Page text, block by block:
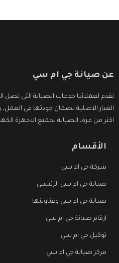
عن صيانة جي ام سي
نقدم لعملائنا خدمات الصيانة التى
الغيار الاصلية لضمان جودتها فى
اكثر من مرة، الصيانة لجميع الاجهزة
الأقسام
شركة جي ام سي
صيانة جي ام سي الرئيسي
صيانة جي ام سي وعناوينها
ارقام صيانة جي ام سي
توكيل جي ام سي
مركز صيانة جي ام سي